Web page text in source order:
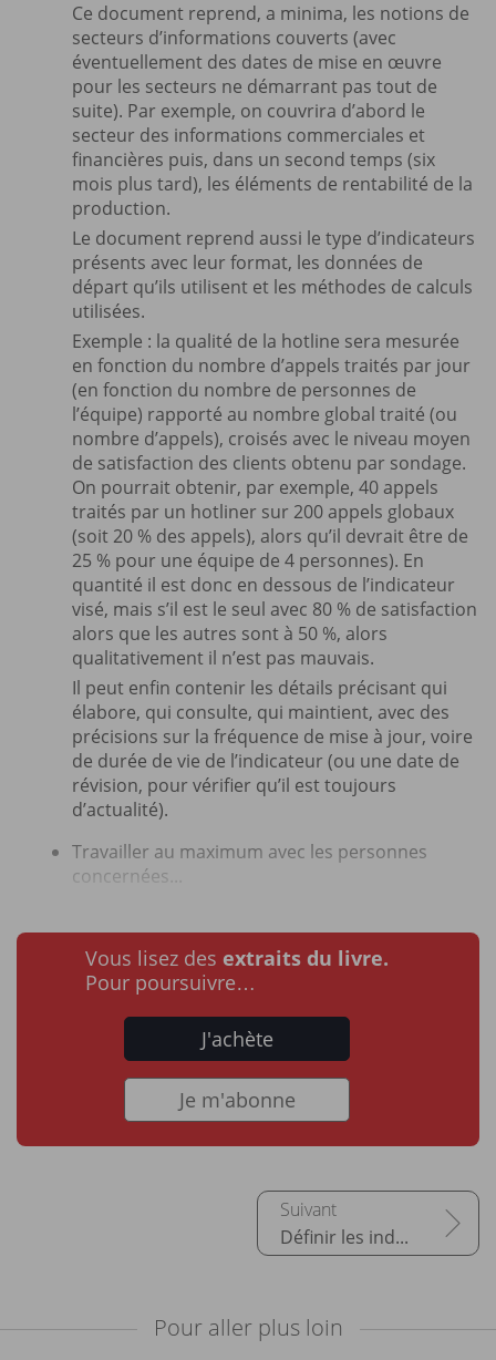
Ce document reprend, a minima, les notions de
secteurs d’informations couverts (avec
éventuellement des dates de mise en œuvre
pour les secteurs ne démarrant pas tout de
suite). Par exemple, on couvrira d’abord le
secteur des informations commerciales et
financières puis, dans un second temps (six
mois plus tard), les éléments de rentabilité de la
production.
Le document reprend aussi le type d’indicateurs
présents avec leur format, les données de
départ qu’ils utilisent et les méthodes de calculs
utilisées.
Exemple : la qualité de la hotline sera mesurée
en fonction du nombre d’appels traités par jour
(en fonction du nombre de personnes de
l’équipe) rapporté au nombre global traité (ou
nombre d’appels), croisés avec le niveau moyen
de satisfaction des clients obtenu par sondage.
On pourrait obtenir, par exemple, 40 appels
traités par un hotliner sur 200 appels globaux
(soit 20 % des appels), alors qu’il devrait être de
25 % pour une équipe de 4 personnes). En
quantité il est donc en dessous de l’indicateur
visé, mais s’il est le seul avec 80 % de satisfaction
alors que les autres sont à 50 %, alors
qualitativement il n’est pas mauvais.
Il peut enfin contenir les détails précisant qui
élabore, qui consulte, qui maintient, avec des
précisions sur la fréquence de mise à jour, voire
de durée de vie de l’indicateur (ou une date de
révision, pour vérifier qu’il est toujours
d’actualité).
Travailler au maximum avec les personnes
concernées...
Vous lisez des extraits du livre.
Pour poursuivre…
J'achète
Je m'abonne
Définir les indicateurs de réussite
Pour aller plus loin